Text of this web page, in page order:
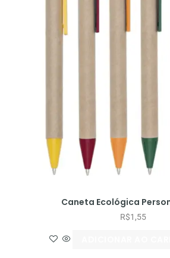
Caneta Ecológica
R$1,55